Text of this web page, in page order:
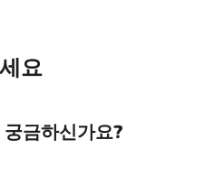
요
금하신가요?